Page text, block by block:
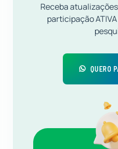
Receba
participação
QUERO